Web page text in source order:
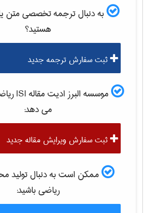
به دنبال ترجمه تخصصی متن
هستید؟
ثبت سفارش ترجمه جدید
موسسه البرز ادیت مقاله ISI
می دهد:
ثبت سفارش ویرایش مقاله جدید
ممکن است به دنبال تولید
رياضیباشید: